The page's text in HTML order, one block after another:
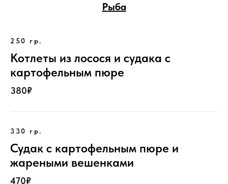
Рыба
250 гр.
Котлеты из лосося и судака с
картофельным пюре
380₽
330 гр.
Судак с картофельным пюре и
жареными вешенками
470₽